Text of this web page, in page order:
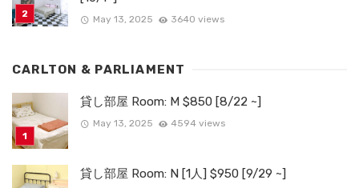
May 13, 2025 3640 views
CARLTON & PARLIAMENT
貸し部屋 Room: M $850 [8/22 ~]
May 13, 2025 4594 views
貸し部屋 Room: N [1人] $950 [9/29 ~]